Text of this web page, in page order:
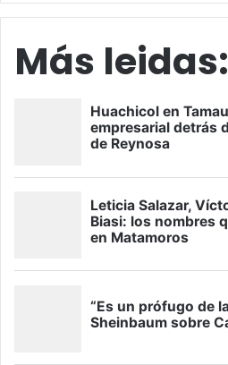
Más leidas: